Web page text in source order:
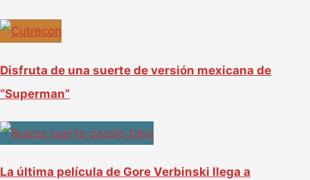
r
Disfruta de una suerte de versión mexicana de
“Superman”
La última película de Gore Verbinski llega a